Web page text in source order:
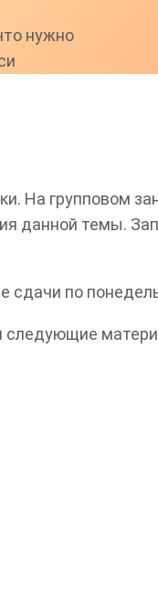
нужно
групповом
данной темы.
сдачи по
следующие